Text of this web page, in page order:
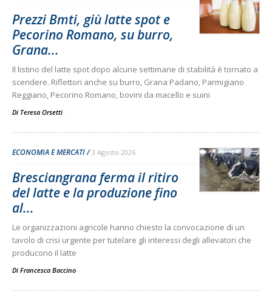
Prezzi Bmti, giù latte spot e
Pecorino Romano, su burro,
Grana...
Il listino del latte spot dopo alcune settimane di stabilità è tornato a
scendere. Riflettori anche su burro, Grana Padano, Parmigiano
Reggiano, Pecorino Romano, bovini da macello e suini
Di Teresa Orsetti -
ECONOMIA E MERCATI 3 Agosto 2026
Bresciangrana ferma il ritiro
del latte e la produzione fino
al...
Le organizzazioni agricole hanno chiesto la convocazione di un
tavolo di crisi urgente per tutelare gli interessi degli allevatori che
producono il latte
Di Francesca Baccino